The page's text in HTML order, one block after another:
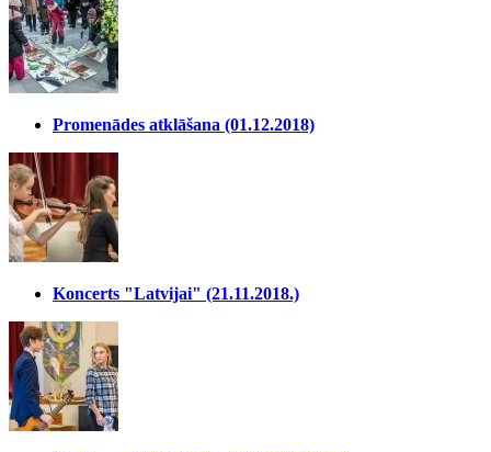
Promenādes atklāšana (01.12.2018)
Koncerts "Latvijai" (21.11.2018.)